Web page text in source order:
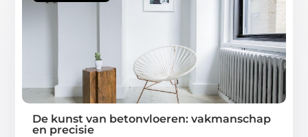
De kunst van betonvloeren: vakmanschap
en precisie